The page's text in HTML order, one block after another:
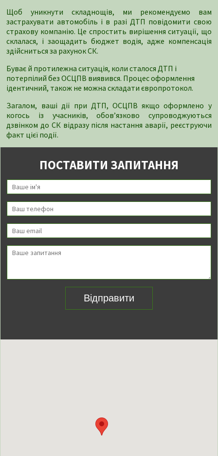
Щоб уникнути складнощів, ми рекомендуємо вам
застрахувати автомобіль і в разі ДТП повідомити свою
страхову компанію. Це спростить вирішення ситуації, що
склалася, і заощадить бюджет водія, адже компенсація
здійсниться за рахунок СК.
Буває й протилежна ситуація, коли сталося ДТП і
потерпілий без ОСЦПВ виявився. Процес оформлення
ідентичний, також не можна складати європротокол.
Загалом, ваші дії при ДТП, ОСЦПВ якщо оформлено у
когось із учасників, обов’язково супроводжуються
дзвінком до СК відразу після настання аварії, реєструючи
факт цієї події.
ПОСТАВИТИ ЗАПИТАННЯ